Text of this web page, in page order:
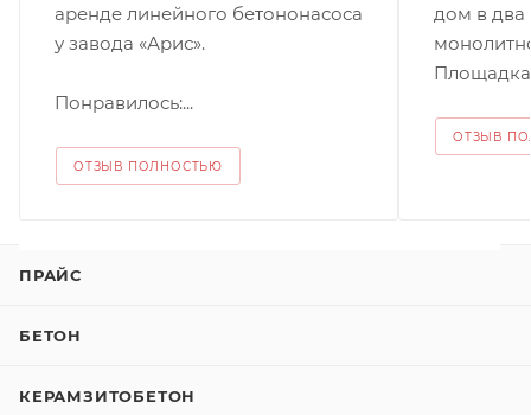
аренде линейного бетононасоса
у завода «Арис».
Понравилось:...
ОТЗЫВ ПОЛНОСТЬЮ
дом в два
ОТЗЫВ
ПРАЙС
БЕТОН
КЕРАМЗИТОБЕТОН